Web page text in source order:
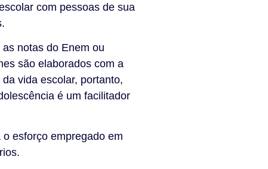
com pessoas de sua
notas do Enem ou
são elaborados com a
vida escolar, portanto,
é um facilitador
esforço empregado em